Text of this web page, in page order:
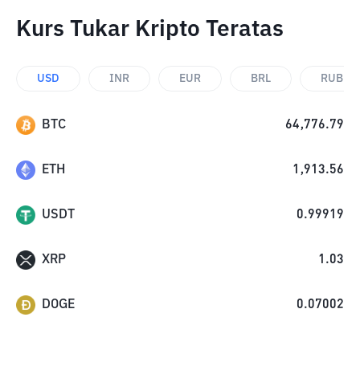
Kurs Tukar Kripto Teratas
USD INR EUR BRL RUB
BTC 64,776.79
ETH 1,913.56
USDT 0.99919
XRP 1.03
DOGE 0.07002